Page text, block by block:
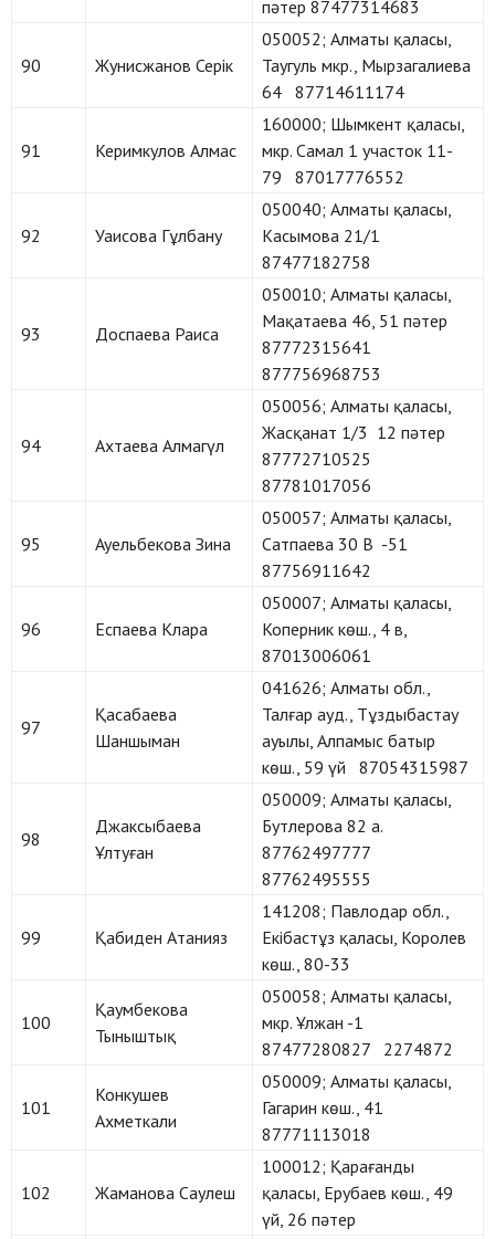
пәтер 87477314683
90 Жунисжанов Серік
050052; Алматы қаласы,
Таугуль мкр., Мырзагалиева
64 87714611174
91 Керимкулов Алмас
160000; Шымкент қаласы,
мкр. Самал 1 участок 11-
79 87017776552
92 Уаисова Гұлбану
050040; Алматы қаласы,
Касымова 21/1
87477182758
93 Доспаева Раиса
050010; Алматы қаласы,
Мақатаева 46, 51 пәтер
87772315641
877756968753
94 Ахтаева Алмагүл
050056; Алматы қаласы,
Жасқанат 1/3 12 пәтер
87772710525
87781017056
95 Ауельбекова Зина
050057; Алматы қаласы,
Сатпаева 30 В -51
87756911642
96 Еспаева Клара
050007; Алматы қаласы,
Коперник көш., 4 в,
87013006061
97
Қасабаева
Шаншыман
041626; Алматы обл.,
Талғар ауд., Тұздыбастау
ауылы, Алпамыс батыр
көш., 59 үй 87054315987
98
Джаксыбаева
Ұлтуған
050009; Алматы қаласы,
Бутлерова 82 а.
87762497777
87762495555
99 Қабиден Атанияз
141208; Павлодар обл.,
Екібастұз қаласы, Королев
көш., 80-33
100
Қаумбекова
Тыныштық
050058; Алматы қаласы,
мкр. Ұлжан -1
87477280827 2274872
101
Конкушев
Ахметкали
050009; Алматы қаласы,
Гагарин көш., 41
87771113018
102 Жаманова Саулеш
100012; Қарағанды
қаласы, Ерубаев көш., 49
үй, 26 пәтер